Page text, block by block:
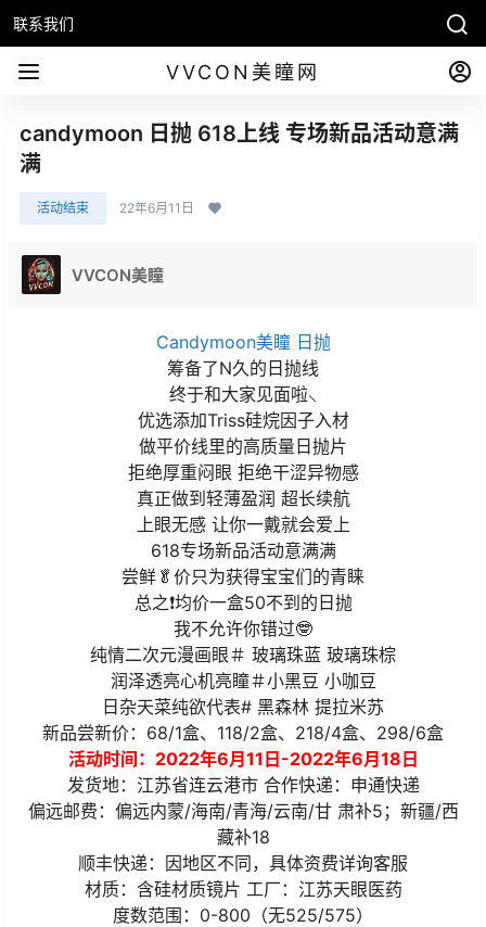
联系我们
VVCON美瞳网
candymoon 日抛 618上线 专场新品活动意满
满
活动结束 22年6月11日
VVCON美瞳
Candymoon美瞳 日抛
筹备了N久的日抛线
终于和大家见面啦⸜
优选添加Triss硅烷因子入材
做平价线里的高质量日抛片
拒绝厚重闷眼 拒绝干涩异物感
真正做到轻薄盈润 超长续航
上眼无感 让你一戴就会爱上
618专场新品活动意满满
尝鲜🥬价只为获得宝宝们的青睐
总之❗均价一盒50不到的日抛
我不允许你错过🤓
纯情二次元漫画眼＃ 玻璃珠蓝 玻璃珠棕
润泽透亮心机亮瞳＃小黑豆 小咖豆
日杂天菜纯欲代表# 黑森林 提拉米苏
新品尝新价：68/1盒、118/2盒、218/4盒、298/6盒
活动时间：2022年6月11日-2022年6月18日
发货地：江苏省连云港市 合作快递：申通快递
偏远邮费：偏远内蒙/海南/青海/云南/甘 肃补5；新疆/西
藏补18
顺丰快递：因地区不同，具体资费详询客服
材质：含硅材质镜片 工厂：江苏天眼医药
度数范围：0-800（无525/575）